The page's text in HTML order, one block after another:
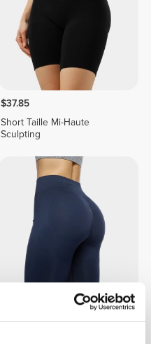
$37.85
Short Taille Mi-Haute
Sculpting